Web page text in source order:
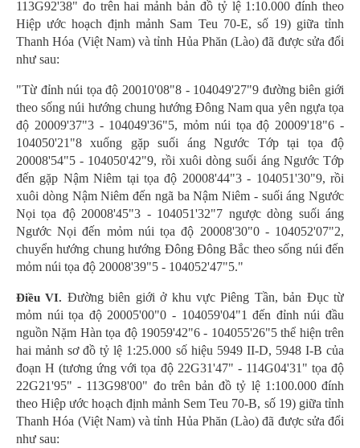
113G92'38" đo trên hai mảnh bản đồ tỷ lệ 1:10.000 đính theo
Hiệp ước hoạch định mảnh Sam Teu 70-E, số 19) giữa tỉnh
Thanh Hóa (Việt Nam) và tỉnh Hủa Phăn (Lào) đã được sửa đổi
như sau:
"Từ đỉnh núi tọa độ 20010'08"8 - 104049'27"9 đường biên giới
theo sống núi hướng chung hướng Đông Nam qua yên ngựa tọa
độ 20009'37"3 - 104049'36"5, mỏm núi tọa độ 20009'18"6 -
104050'21"8 xuống gặp suối áng Ngước Tớp tại tọa độ
20008'54"5 - 104050'42"9, rồi xuôi dòng suối áng Ngước Tớp
đến gặp Nậm Niêm tại tọa độ 20008'44"3 - 104051'30"9, rồi
xuôi dòng Nậm Niêm đến ngã ba Nậm Niêm - suối áng Ngước
Nọi tọa độ 20008'45"3 - 104051'32"7 ngược dòng suối áng
Ngước Nọi đến mỏm núi tọa độ 20008'30"0 - 104052'07"2,
chuyển hướng chung hướng Đông Đông Bắc theo sống núi đến
mỏm núi tọa độ 20008'39"5 - 104052'47"5."
Điều VI. Đường biên giới ở khu vực Piêng Tần, bản Đục từ
mỏm núi tọa độ 20005'00"0 - 104059'04"1 đến đỉnh núi đầu
nguồn Nặm Hàn tọa độ 19059'42"6 - 104055'26"5 thể hiện trên
hai mảnh sơ đồ tỷ lệ 1:25.000 số hiệu 5949 II-D, 5948 I-B của
đoạn H (tương ứng với tọa độ 22G31'47" - 114G04'31" tọa độ
22G21'95" - 113G98'00" đo trên bản đồ tỷ lệ 1:100.000 đính
theo Hiệp ước hoạch định mảnh Sem Teu 70-B, số 19) giữa tỉnh
Thanh Hóa (Việt Nam) và tỉnh Hủa Phăn (Lào) đã được sửa đổi
như sau: